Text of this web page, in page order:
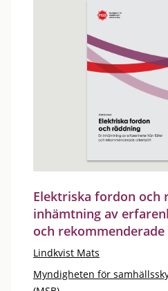
Elektriska fordon och
inhämtning av
och
Lindkvist Mats
Myndigheten för